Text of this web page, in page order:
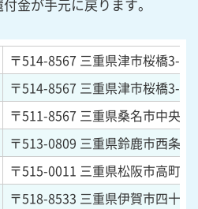
金が手元に戻ります。
〒514-8567 三重県津市桜橋3-
〒514-8567 三重県津市桜橋3-
〒511-8567 三重県桑名市中央町
〒513-0809 三重県鈴鹿市西条5-
〒515-0011 三重県松阪市高町
〒518-8533 三重県伊賀市四十九